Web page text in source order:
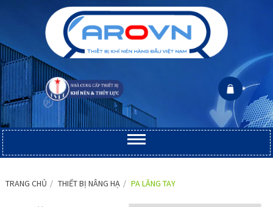
TRANG CHỦ THIẾT BỊ NÂNG HẠ PA LĂNG TAY